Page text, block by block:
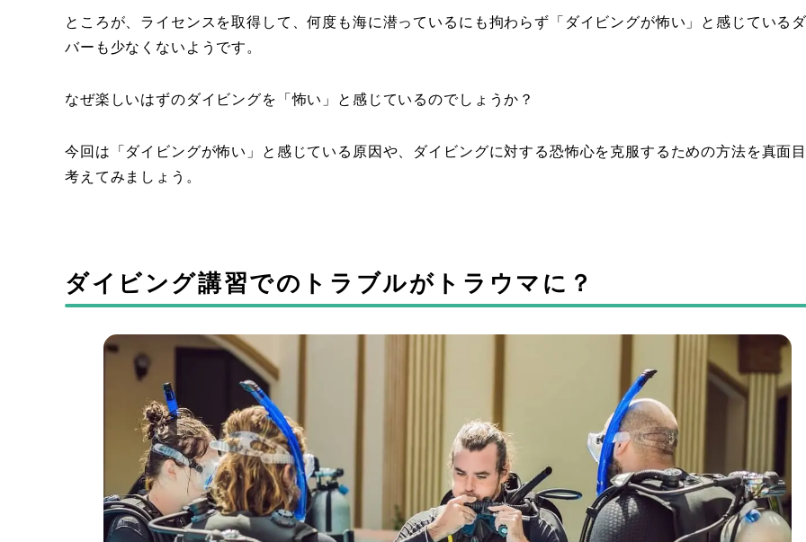
ところが、ライセンスを取得して、何度も海に潜っているにも拘わらず「ダイビングが怖い」と感じている
バーも少なくないようです。
なぜ楽しいはずのダイビングを「怖い」と感じているのでしょうか？
今回は「ダイビングが怖い」と感じている原因や、ダイビングに対する恐怖心を克服するための方法を真面
考えてみましょう。
ダイビング講習でのトラブルがトラウマに？